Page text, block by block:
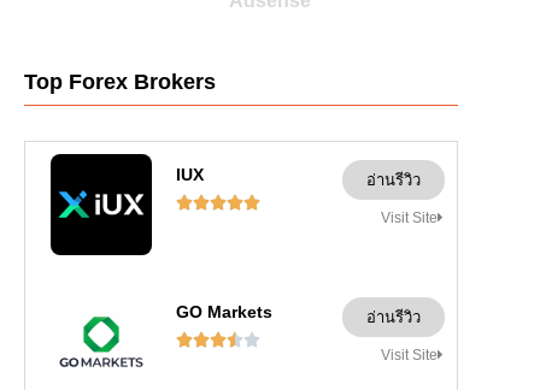
Top Forex Brokers
IUX

อ่านรีวิว
Visit Site
GO Markets

อ่านรีวิว
Visit Site